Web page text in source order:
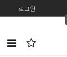
로그인